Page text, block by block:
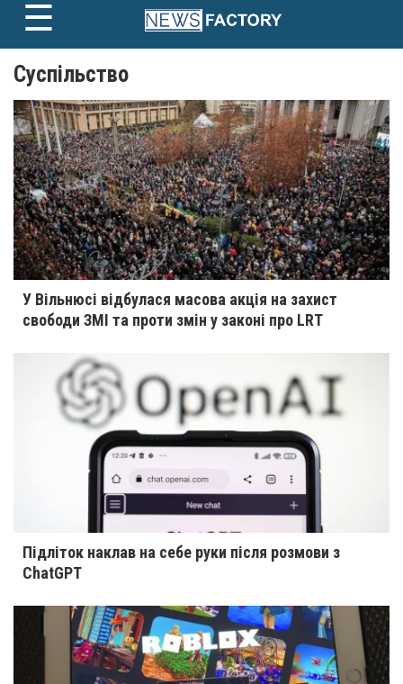
content
☰
Суспільство
У Вільнюсі відбулася масова акція на захист
свободи ЗМІ та проти змін у законі про LRT
Підліток наклав на себе руки після розмови з
ChatGPT
« Назад 1 2 3 4 … 8